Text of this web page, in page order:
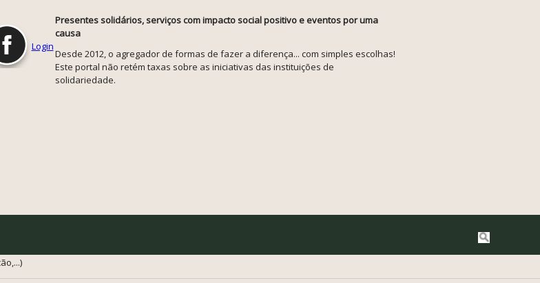
Login
Presentes solidários, serviços com impacto social positivo e eventos por uma
causa
Desde 2012, o agregador de formas de fazer a diferença... com simples escolhas!
Este portal não retém taxas sobre as iniciativas das instituições de
solidariedade.